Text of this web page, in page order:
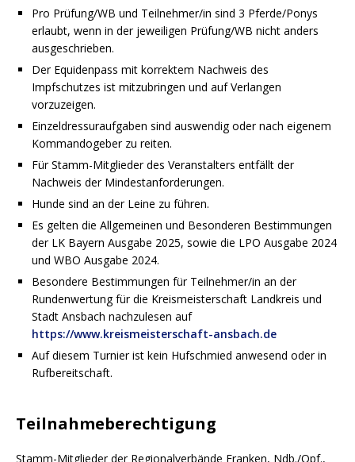
Pro Prüfung/WB und Teilnehmer/in sind 3 Pferde/Ponys
erlaubt, wenn in der jeweiligen Prüfung/WB nicht anders
ausgeschrieben.
Der Equidenpass mit korrektem Nachweis des
Impfschutzes ist mitzubringen und auf Verlangen
vorzuzeigen.
Einzeldressuraufgaben sind auswendig oder nach eigenem
Kommandogeber zu reiten.
Für Stamm-Mitglieder des Veranstalters entfällt der
Nachweis der Mindestanforderungen.
Hunde sind an der Leine zu führen.
Es gelten die Allgemeinen und Besonderen Bestimmungen
der LK Bayern Ausgabe 2025, sowie die LPO Ausgabe 2024
und WBO Ausgabe 2024.
Besondere Bestimmungen für Teilnehmer/in an der
Rundenwertung für die Kreismeisterschaft Landkreis und
Stadt Ansbach nachzulesen auf
https://www.kreismeisterschaft-ansbach.de
Auf diesem Turnier ist kein Hufschmied anwesend oder in
Rufbereitschaft.
Teilnahmeberechtigung
Stamm-Mitglieder der Regionalverbände Franken, Ndb./Opf.,